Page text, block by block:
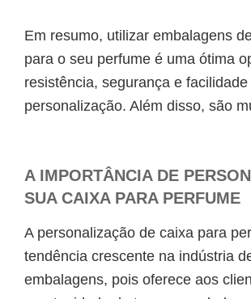
Em resumo, utilizar embalagens
para o seu perfume é uma ótima
resistência, segurança e facilidade
personalização. Além disso, são
A IMPORTÂNCIA DE
SUA CAIXA PARA PERFUME
A personalização de caixa para
tendência crescente na indústria
embalagens, pois oferece aos